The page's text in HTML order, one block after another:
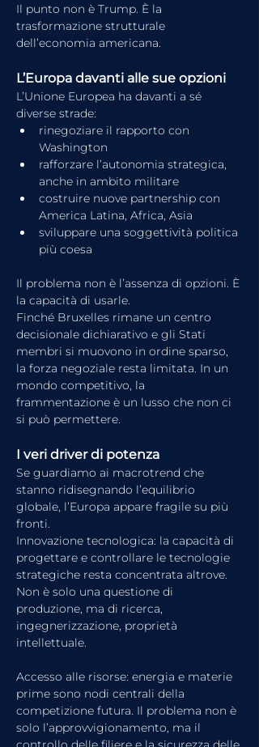
Il punto non è Trump. È la
trasformazione strutturale
dell’economia americana.
L’Europa davanti alle sue opzioni
L’Unione Europea ha davanti a sé
diverse strade:
rinegoziare il rapporto con
Washington
rafforzare l’autonomia strategica,
anche in ambito militare
costruire nuove partnership con
America Latina, Africa, Asia
sviluppare una soggettività politica
più coesa
Il problema non è l’assenza di opzioni. È
la capacità di usarle.
Finché Bruxelles rimane un centro
decisionale dichiarativo e gli Stati
membri si muovono in ordine sparso,
la forza negoziale resta limitata. In un
mondo competitivo, la
frammentazione è un lusso che non ci
si può permettere.
I veri driver di potenza
Se guardiamo ai macrotrend che
stanno ridisegnando l’equilibrio
globale, l’Europa appare fragile su più
fronti.
Innovazione tecnologica: la capacità di
progettare e controllare le tecnologie
strategiche resta concentrata altrove.
Non è solo una questione di
produzione, ma di ricerca,
ingegnerizzazione, proprietà
intellettuale.
Accesso alle risorse: energia e materie
prime sono nodi centrali della
competizione futura. Il problema non è
solo l’approvvigionamento, ma il